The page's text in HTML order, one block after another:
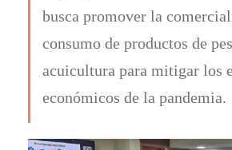
busca promover la
consumo de productos de
acuicultura para mitigar los
económicos de la pandemia.